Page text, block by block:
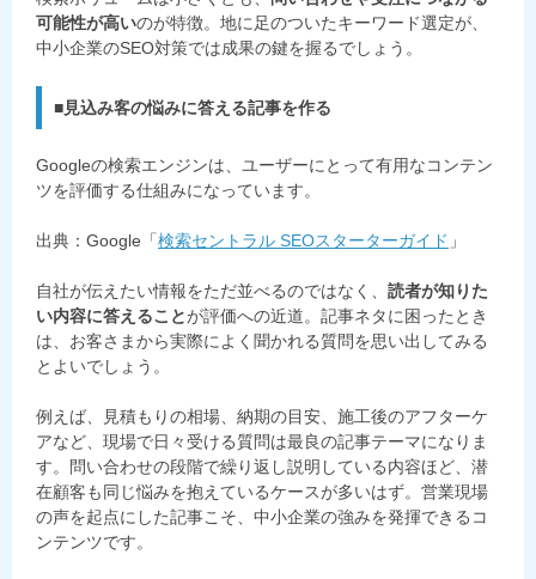
可能性が高いのが特徴。地に足のついたキーワード選定が、
中小企業のSEO対策では成果の鍵を握るでしょう。
■見込み客の悩みに答える記事を作る
Googleの検索エンジンは、ユーザーにとって有用なコンテン
ツを評価する仕組みになっています。
出典：Google「検索セントラル SEOスターターガイド 」
自社が伝えたい情報をただ並べるのではなく、 読者が知りた
い内容に答えることが評価への近道。記事ネタに困ったとき
は、お客さまから実際によく聞かれる質問を思い出してみる
とよいでしょう。
例えば、見積もりの相場、納期の目安、施工後のアフターケ
アなど、現場で日々受ける質問は最良の記事テーマになりま
す。問い合わせの段階で繰り返し説明している内容ほど、潜
在顧客も同じ悩みを抱えているケースが多いはず。営業現場
の声を起点にした記事こそ、中小企業の強みを発揮できるコ
ンテンツです。